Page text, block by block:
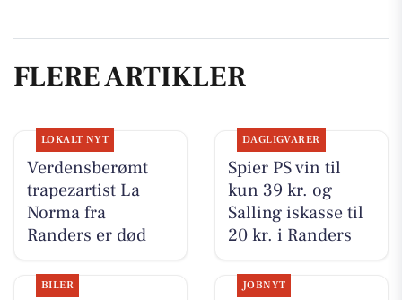
FLERE ARTIKLER
LOKALT NYT
Verdensberømt
trapezartist La
Norma fra
Randers er død
DAGLIGVARER
Spier PS vin til
kun 39 kr. og
Salling iskasse til
20 kr. i Randers
BILER JOBNYT